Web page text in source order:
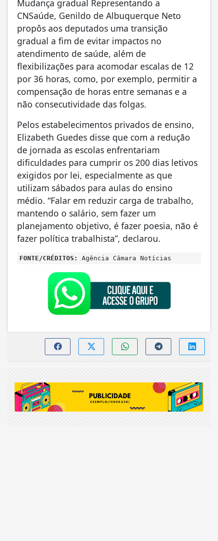
Mudança gradual Representando a
CNSaúde, Genildo de Albuquerque Neto
propôs aos deputados uma transição
gradual a fim de evitar impactos no
atendimento de saúde, além de
flexibilizações para acomodar escalas de 12
por 36 horas, como, por exemplo, permitir a
compensação de horas entre semanas e a
não consecutividade das folgas.
Pelos estabelecimentos privados de ensino,
Elizabeth Guedes disse que com a redução
de jornada as escolas enfrentariam
dificuldades para cumprir os 200 dias letivos
exigidos por lei, especialmente as que
utilizam sábados para aulas do ensino
médio. “Falar em reduzir carga de trabalho,
mantendo o salário, sem fazer um
planejamento objetivo, é fazer poesia, não é
fazer política trabalhista”, declarou.
FONTE/CRÉDITOS: Agência Câmara Notícias